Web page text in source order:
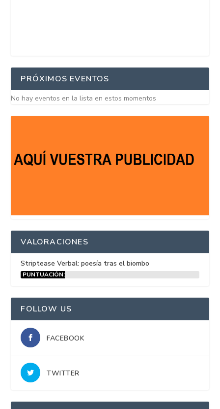
PRÓXIMOS EVENTOS
No hay eventos en la lista en estos momentos
VALORACIONES
Striptease Verbal: poesía tras el biombo
PUNTUACIÓN:
FOLLOW US
FACEBOOK
TWITTER